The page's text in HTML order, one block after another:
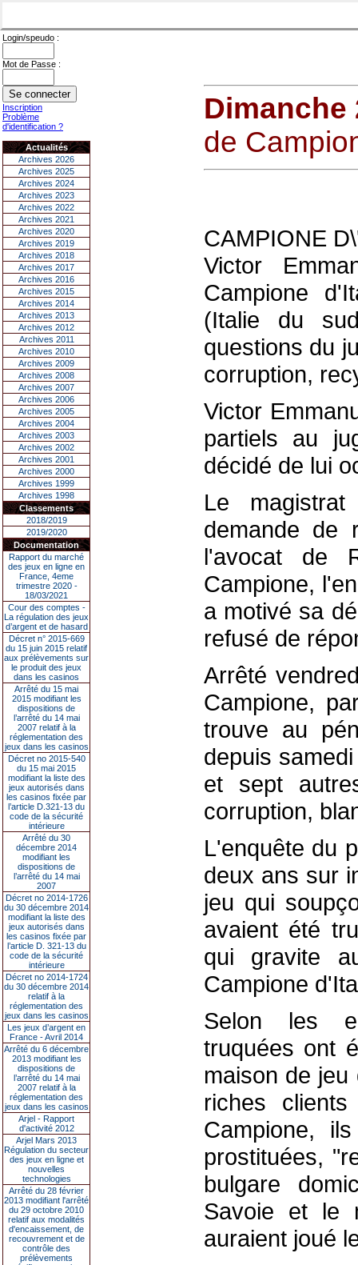
Login/speudo :
Mot de Passe :
Inscription
Problème
d'identification ?
Actualités
Archives 2026
Archives 2025
Archives 2024
Archives 2023
Archives 2022
Archives 2021
Archives 2020
Archives 2019
Archives 2018
Archives 2017
Archives 2016
Archives 2015
Archives 2014
Archives 2013
Archives 2012
Archives 2011
Archives 2010
Archives 2009
Archives 2008
Archives 2007
Archives 2006
Archives 2005
Archives 2004
Archives 2003
Archives 2002
Archives 2001
Archives 2000
Archives 1999
Archives 1998
Classements
2018/2019
2019/2020
Documentation
Rapport du marché
des jeux en ligne en
France, 4eme
trimestre 2020 -
18/03/2021
Cour des comptes -
La régulation des jeux
d’argent et de hasard
Décret n° 2015-669
du 15 juin 2015 relatif
aux prélèvements sur
le produit des jeux
dans les casinos
Arrêté du 15 mai
2015 modifiant les
dispositions de
l’arrêté du 14 mai
2007 relatif à la
réglementation des
jeux dans les casinos
Décret no 2015-540
du 15 mai 2015
modifiant la liste des
jeux autorisés dans
les casinos fixée par
l’article D.321-13 du
code de la sécurité
intérieure
Arrêté du 30
décembre 2014
modifiant les
dispositions de
l’arrêté du 14 mai
2007
Décret no 2014-1726
du 30 décembre 2014
modifiant la liste des
jeux autorisés dans
les casinos fixée par
l’article D. 321-13 du
code de la sécurité
intérieure
Décret no 2014-1724
du 30 décembre 2014
relatif à la
réglementation des
jeux dans les casinos
Les jeux d’argent en
France - Avril 2014
Arrêté du 6 décembre
2013 modifiant les
dispositions de
l’arrêté du 14 mai
2007 relatif à la
réglementation des
jeux dans les casinos
Arjel - Rapport
d'activité 2012
Arjel Mars 2013
Régulation du secteur
des jeux en ligne et
nouvelles
technologies
Arrêté du 28 février
2013 modifiant l'arrêté
du 29 octobre 2010
relatif aux modalités
d'encaissement, de
recouvrement et de
contrôle des
prélèvements
Dimanche
de
CAMPIONE
Victor
Campione
(Italie du
questions du
corruption,
Victor
partiels au
décidé de lui
Le
demande de
l'avocat de
Campione,
a motivé sa
refusé de
Arrêté
Campione,
trouve au
depuis
et sept
corruption,
L'enquête du
deux ans sur
jeu qui
avaient été
qui gravite
Campione
Selon les
truquées ont
maison de
riches
Campione,
prostituées,
bulgare
Savoie et le
auraient joué